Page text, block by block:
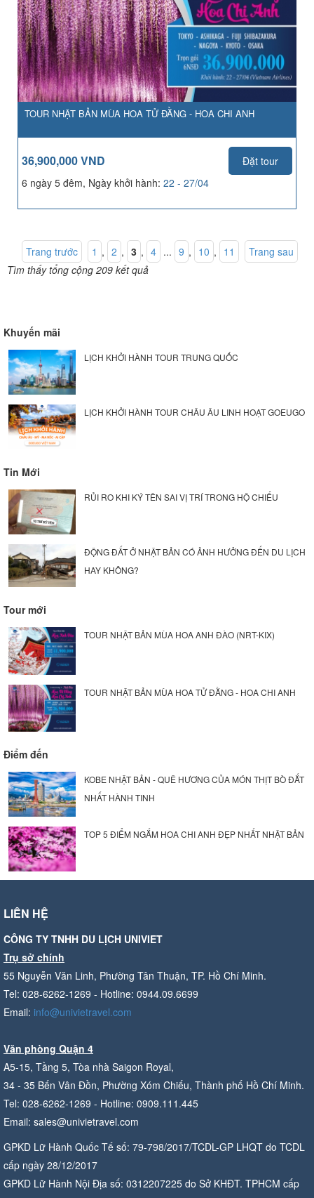
TOUR NHẬT BẢN MÙA HOA TỬ ĐẰNG - HOA CHI ANH
36,900,000 VND
Đặt tour
6 ngày 5 đêm, Ngày khởi hành: 22 - 27/04
Trang trước 1 , 2 , 3 , 4 ... 9 , 10 , 11
Trang sau
Tìm thấy tổng cộng 209 kết quả
Khuyến mãi
LỊCH KHỞI HÀNH TOUR TRUNG QUỐC
LỊCH KHỞI HÀNH TOUR CHÂU ÂU LINH HOẠT GOEUGO
Tin Mới
RỦI RO KHI KÝ TÊN SAI VỊ TRÍ TRONG HỘ CHIẾU
ĐỘNG ĐẤT Ở NHẬT BẢN CÓ ẢNH HƯỞNG ĐẾN DU LỊCH
HAY KHÔNG?
Tour mới
TOUR NHẬT BẢN MÙA HOA ANH ĐÀO (NRT-KIX)
TOUR NHẬT BẢN MÙA HOA TỬ ĐẰNG - HOA CHI ANH
Điểm đến
KOBE NHẬT BẢN - QUÊ HƯƠNG CỦA MÓN THỊT BÒ ĐẮT
NHẤT HÀNH TINH
TOP 5 ĐIỂM NGẮM HOA CHI ANH ĐẸP NHẤT NHẬT BẢN
LIÊN HỆ
CÔNG TY TNHH DU LỊCH UNIVIET
Trụ sở chính
55 Nguyễn Văn Linh, Phường Tân Thuận, TP. Hồ Chí Minh.
Tel: 028-6262-1269 - Hotline: 0944.09.6699
Email: info@univietravel.com
Văn phòng Quận 4
A5-15, Tầng 5, Tòa nhà Saigon Royal,
34 - 35 Bến Vân Đồn, Phường Xóm Chiếu, Thành phố Hồ Chí Minh.
Tel: 028-6262-1269 - Hotline: 0909.111.445
Email: sales@univietravel.com
GPKD Lữ Hành Quốc Tế số: 79-798/2017/TCDL-GP LHQT do TCDL
cấp ngày 28/12/2017
GPKD Lữ Hành Nội Địa số: 0312207225 do Sở KHĐT. TPHCM cấp